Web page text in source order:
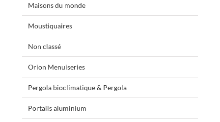
Maisons du monde
Moustiquaires
Non classé
Orion Menuiseries
Pergola bioclimatique & Pergola
Portails aluminium